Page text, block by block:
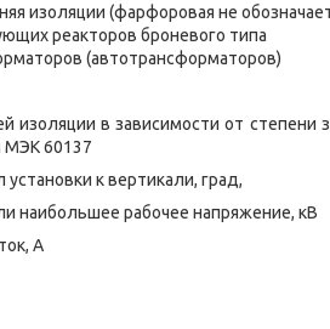
изоляции (фарфоровая не
реакторов броневого типа
(автотрансформаторов)
изоляции в зависимости от
МЭК 60137
к вертикали, град,
наибольшее рабочее напряжение, кВ
А